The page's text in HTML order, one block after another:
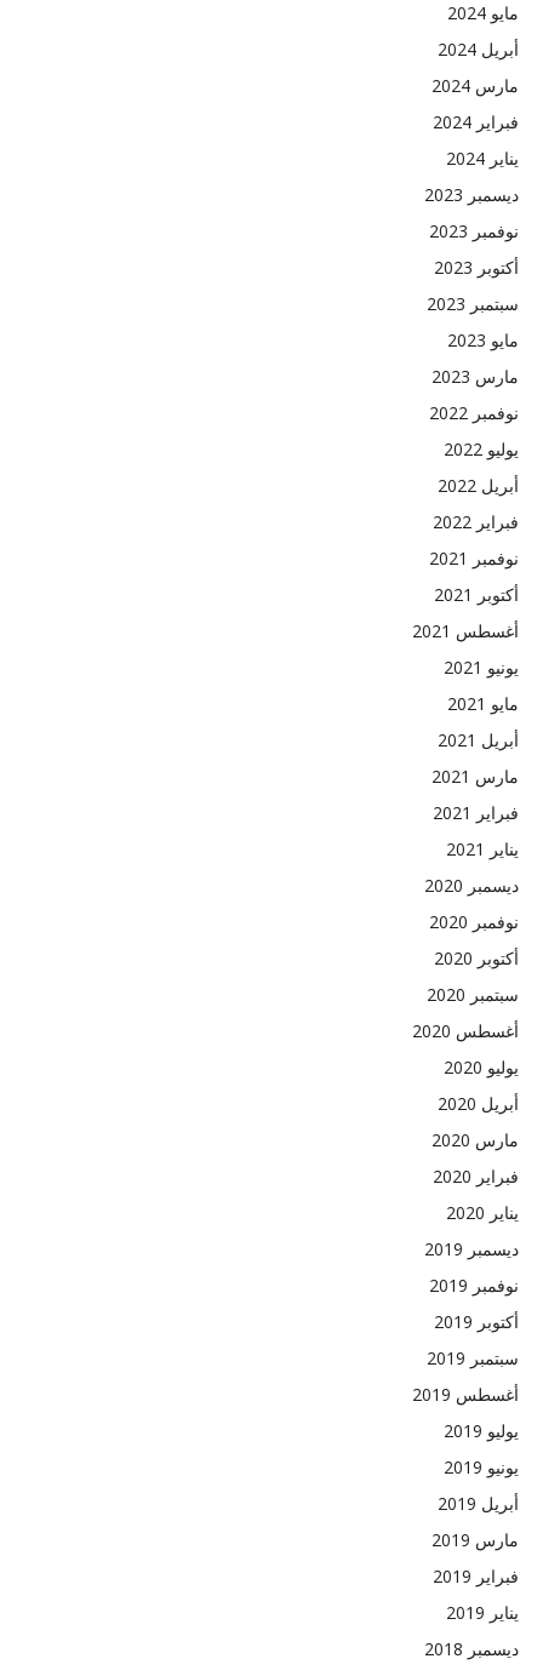
مايو 2024
أبريل 2024
مارس 2024
فبراير 2024
يناير 2024
ديسمبر 2023
نوفمبر 2023
أكتوبر 2023
سبتمبر 2023
مايو 2023
مارس 2023
نوفمبر 2022
يوليو 2022
أبريل 2022
فبراير 2022
نوفمبر 2021
أكتوبر 2021
أغسطس 2021
يونيو 2021
مايو 2021
أبريل 2021
مارس 2021
فبراير 2021
يناير 2021
ديسمبر 2020
نوفمبر 2020
أكتوبر 2020
سبتمبر 2020
أغسطس 2020
يوليو 2020
أبريل 2020
مارس 2020
فبراير 2020
يناير 2020
ديسمبر 2019
نوفمبر 2019
أكتوبر 2019
سبتمبر 2019
أغسطس 2019
يوليو 2019
يونيو 2019
أبريل 2019
مارس 2019
فبراير 2019
يناير 2019
ديسمبر 2018